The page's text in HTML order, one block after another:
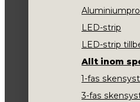
LED-strip
LED-strip
Allt inom
1-fas
3-fas